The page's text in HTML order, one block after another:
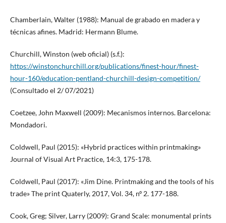
Chamberlain, Walter (1988): Manual de grabado en madera y
técnicas afines. Madrid: Hermann Blume.
Churchill, Winston (web oficial) (s.f.):
https://winstonchurchill.org/publications/finest-hour/finest-
hour-160/education-pentland-churchill-design-competition/
(Consultado el 2/ 07/2021)
Coetzee, John Maxwell (2009): Mecanismos internos. Barcelona:
Mondadori.
Coldwell, Paul (2015): «Hybrid practices within printmaking»
Journal of Visual Art Practice, 14:3, 175-178.
Coldwell, Paul (2017): «Jim Dine. Printmaking and the tools of his
trade» The print Quaterly, 2017, Vol. 34, nº 2. 177-188.
Cook, Greg; Silver, Larry (2009): Grand Scale: monumental prints